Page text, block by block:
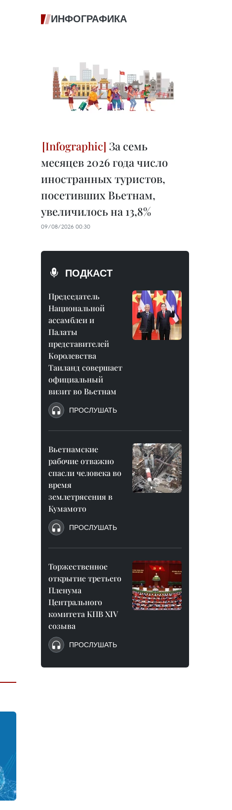
ИНФОГРАФИКА
За семь
месяцев 2026 года число
иностранных туристов,
посетивших Вьетнам,
увеличилось на 13,8%
09/08/2026 00:30
ПОДКАСТ
Председатель
Национальной
ассамблеи и
Палаты
представителей
Королевства
Таиланд совершает
официальный
визит во Вьетнам
ПРОСЛУШАТЬ
Вьетнамские
рабочие отважно
спасли человека во
время
землетрясения в
Кумамото
ПРОСЛУШАТЬ
Торжественное
открытие третьего
Пленума
Центрального
комитета КПВ XIV
созыва
ПРОСЛУШАТЬ